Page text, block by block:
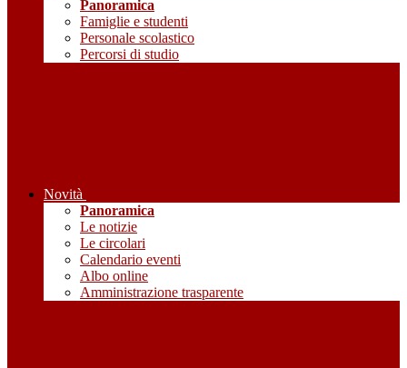
Panoramica
Famiglie e studenti
Personale scolastico
Percorsi di studio
Novità
Panoramica
Le notizie
Le circolari
Calendario eventi
Albo online
Amministrazione trasparente